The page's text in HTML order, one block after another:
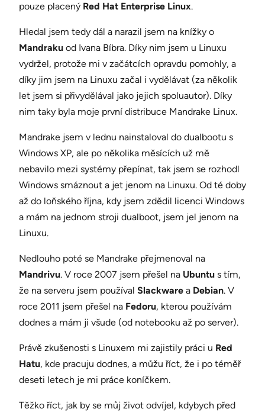
pouze placený Red Hat Enterprise Linux.
Hledal jsem tedy dál a narazil jsem na knížky o
Mandraku od Ivana Bíbra. Díky nim jsem u Linuxu
vydržel, protože mi v začátcích opravdu pomohly, a
díky jim jsem na Linuxu začal i vydělávat (za několik
let jsem si přivydělával jako jejich spoluautor). Díky
nim taky byla moje první distribuce Mandrake Linux.
Mandrake jsem v lednu nainstaloval do dualbootu s
Windows XP, ale po několika měsících už mě
nebavilo mezi systémy přepínat, tak jsem se rozhodl
Windows smáznout a jet jenom na Linuxu. Od té doby
až do loňského října, kdy jsem zdědil licenci Windows
a mám na jednom stroji dualboot, jsem jel jenom na
Linuxu.
Nedlouho poté se Mandrake přejmenoval na
Mandrivu. V roce 2007 jsem přešel na Ubuntu s tím,
že na serveru jsem používal Slackware a Debian. V
roce 2011 jsem přešel na Fedoru, kterou používám
dodnes a mám ji všude (od notebooku až po server).
Právě zkušenosti s Linuxem mi zajistily práci u Red
Hatu, kde pracuju dodnes, a můžu říct, že i po téměř
deseti letech je mi práce koníčkem.
Těžko říct, jak by se můj život odvíjel, kdybych před